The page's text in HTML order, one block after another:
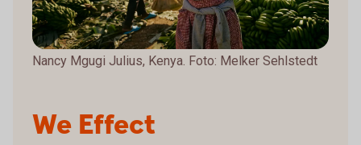
We Effect
Nancy Mgugi Julius, Kenya. Foto: Melker Sehlstedt